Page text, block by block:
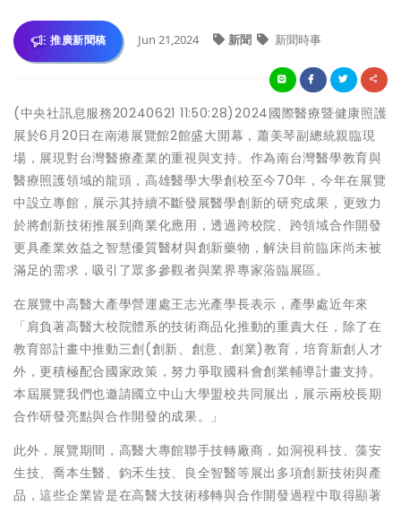
推廣新聞稿 Jun 21,2024 新聞 新聞時事
(中央社訊息服務20240621 11:50:28)2024國際醫療暨健康照護
展於6月20日在南港展覽館2館盛大開幕，蕭美琴副總統親臨現
場，展現對台灣醫療產業的重視與支持。作為南台灣醫學教育與
醫療照護領域的龍頭，高雄醫學大學創校至今70年，今年在展覽
中設立專館，展示其持續不斷發展醫學創新的研究成果，更致力
於將創新技術推展到商業化應用，透過跨校院、跨領域合作開發
更具產業效益之智慧優質醫材與創新藥物，解決目前臨床尚未被
滿足的需求，吸引了眾多參觀者與業界專家蒞臨展區。
在展覽中高醫大產學營運處王志光產學長表示，產學處近年來
「肩負著高醫大校院體系的技術商品化推動的重責大任，除了在
教育部計畫中推動三創(創新、創意、創業)教育，培育新創人才
外，更積極配合國家政策，努力爭取國科會創業輔導計畫支持。
本屆展覽我們也邀請國立中山大學盟校共同展出，展示兩校長期
合作研發亮點與合作開發的成果。」
此外，展覽期間，高醫大專館聯手技轉廠商，如洞視科技、藻安
生技、喬本生醫、鈞禾生技、良全智醫等展出多項創新技術與產
品，這些企業皆是在高醫大技術移轉與合作開發過程中取得顯著